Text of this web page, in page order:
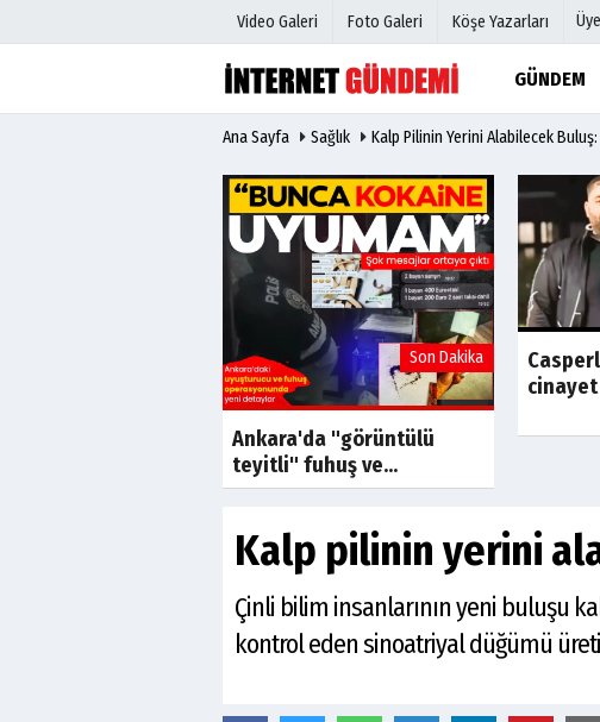
Video Galeri Foto Galeri Köşe Yazarları
GÜNDEM
Hava Durumu
Gazete Manşetleri
Anketler
Biyografiler
Ana Sayfa Sağlık Kalp Pilinin Yerini Alabilecek
Son Dakika
Ankara'da "görüntülü
teyitli" fuhuş ve...
cinayet
Kalp pilinin yerini
Çinli bilim insanlarının yeni buluşu
kontrol eden sinoatriyal düğümü